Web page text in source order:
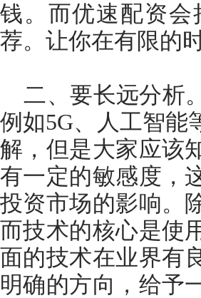
钱。而优速配资
荐。让你在有限的
二、要长远分析
例如5G、人工智能
解，但是大家应该
有一定的敏感度，
投资市场的影响。
而技术的核心是使
面的技术在业界有
明确的方向，给予